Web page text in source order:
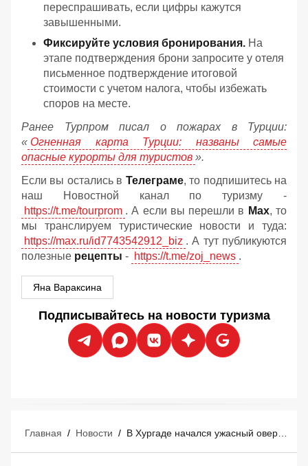
переспрашивать, если цифры кажутся
завышенными.
Фиксируйте условия бронирования. На
этапе подтверждения брони запросите у отеля
письменное подтверждение итоговой
стоимости с учетом налога, чтобы избежать
споров на месте.
Ранее Турпром писал о пожарах в Турции:
« Огненная карта Турции: названы самые
опасные курорты для туристов ».
Если вы остались в Телеграме, то подпишитесь на
наш Новостной канал по туризму -
https://t.me/tourprom . А если вы перешли в Мах, то
мы транслируем туристические новости и туда:
https://max.ru/id7743542912_biz . А тут публикуются
полезные рецепты - https://t.me/zoj_news .
Яна Вараксина
Подписывайтесь на новости туризма
Главная / Новости / В Хургаде начался ужасный овербукинг: отели Египта забиты на 100%, мест нет